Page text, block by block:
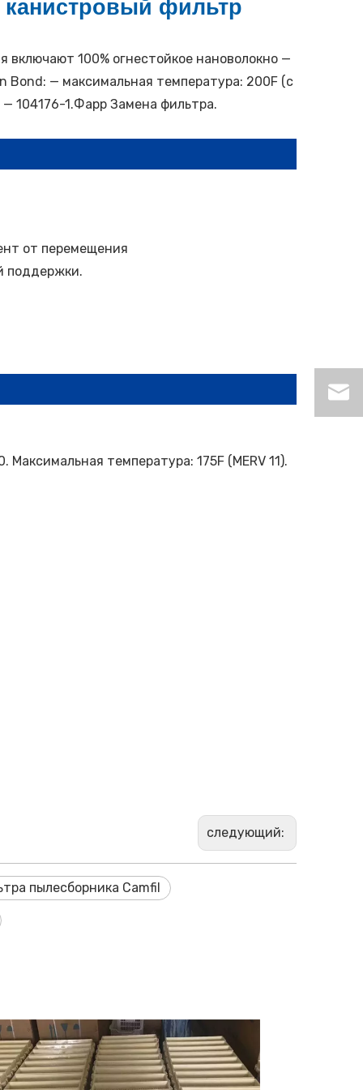
фильтр
100% огнестойкое нановолокно —
Bond: — максимальная температура: 200F (с
104176-1.Фарр Замена фильтра.
от перемещения
поддержки.
температура: 175F (MERV 11).
следующий:
пылесборника Camfil